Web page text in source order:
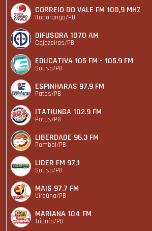
CORREIO DO VALE FM 100,9 MHZ
Itaporanga/PB
DIFUSORA 1070 AM
Cajazeiras/PB
EDUCATIVA 105 FM - 105.9 FM
Sousa/PB
ESPINHARAS 97.9 FM
Patos/PB
ITATIUNGA 102.9 FM
Patos/PB
LIBERDADE 96.3 FM
Pombal/PB
LIDER FM 97,1
Sousa/PB
MAIS 97.7 FM
Uiraúna/PB
MARIANA 104 FM
Triunfo/PB